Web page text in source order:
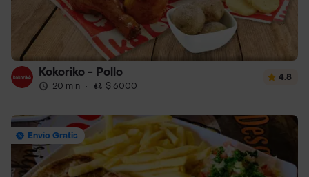
Kokoriko - Pollo
20 min · $ 6000
4.8
Envío Gratis